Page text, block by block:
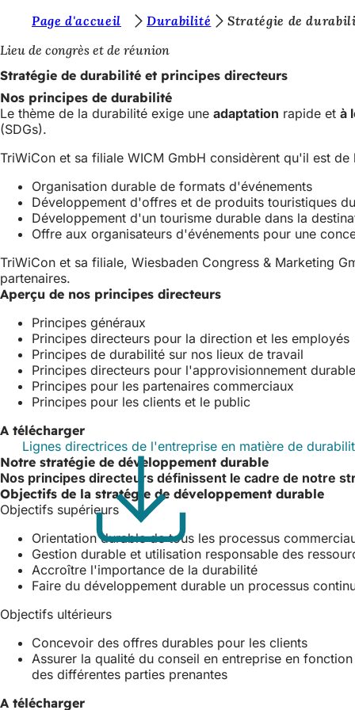
Accéder au contenu
o
u
s
ê
t
i
:
Page d'accueil Durabilité
Stratégie de
Lieu de congrès et de réunion
Stratégie de durabilité et principes directeurs
Nos principes de durabilité
Le thème de la durabilité exige une adaptation rapide et à
(SDGs).
TriWiCon et sa filiale WICM GmbH considèrent qu'il est
Organisation durable de formats d'événements
Développement d'offres et de produits touristiques
Développement d'un tourisme durable dans la
Offre aux organisateurs d'événements pour une
TriWiCon et sa filiale, Wiesbaden Congress & Marketing
partenaires.
Aperçu de nos principes directeurs
Principes généraux
Principes directeurs pour la direction et les employés
Principes de durabilité sur nos lieux de travail
Principes directeurs pour l'approvisionnement
Principes pour les partenaires commerciaux
Principes pour les clients et le public
A télécharger
Lignes directrices de l'entreprise en matière de
Notre stratégie de développement durable
Nos principes directeurs définissent le cadre de notre
Objectifs de la stratégie de développement durable
Objectifs supérieurs
Orientation durable de tous les processus
Gestion durable et utilisation responsable des
Accroître l'importance de la durabilité
Faire du développement durable un processus
Objectifs ultérieurs
Concevoir des offres durables pour les clients
Assurer la qualité du conseil en entreprise en
des différentes parties prenantes
A télécharger